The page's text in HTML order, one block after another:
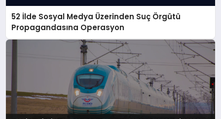
52 İlde Sosyal Medya Üzerinden Suç Örgütü
Propagandasına Operasyon